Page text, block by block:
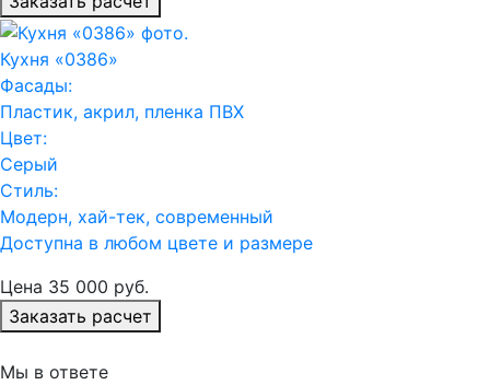
Кухня «0386»
Фасады:
Пластик, акрил, пленка ПВХ
Цвет:
Серый
Стиль:
Модерн, хай-тек, современный
Доступна в любом цвете и размере
Цена 35 000 руб.
Заказать расчет
Мы в ответе